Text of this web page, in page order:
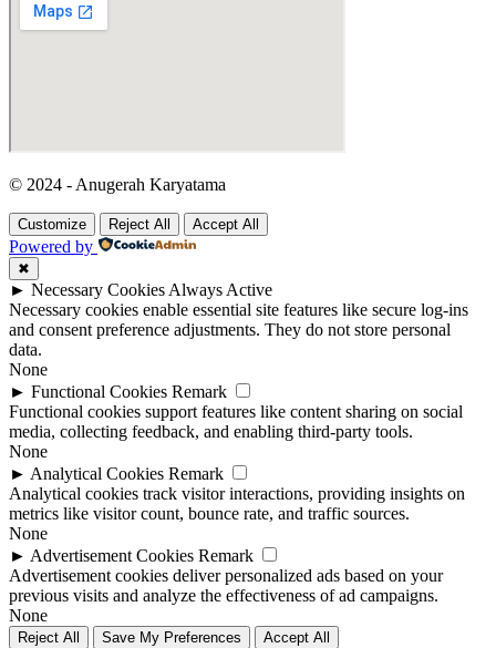
© 2024 - Anugerah Karyatama
Customize Reject All Accept All
Powered by
✖
► Necessary CookiesAlways Active
Necessary cookies enable essential site features like secure log-ins
and consent preference adjustments. They do not store personal
data.
None
► Functional Cookies Remark
Functional cookies support features like content sharing on social
media, collecting feedback, and enabling third-party tools.
None
► Analytical Cookies Remark
Analytical cookies track visitor interactions, providing insights on
metrics like visitor count, bounce rate, and traffic sources.
None
► Advertisement Cookies Remark
Advertisement cookies deliver personalized ads based on your
previous visits and analyze the effectiveness of ad campaigns.
None
Reject All Save My Preferences Accept All